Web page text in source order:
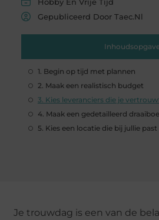
Gepubliceerd Door Taec.nl
1. Begin op tijd met plannen
2. Maak een realistisch budget
3. Kies leveranciers die je
4. Maak een gedetailleerd
5. Kies een locatie die bij jullie past
Je trouwdag is een van de